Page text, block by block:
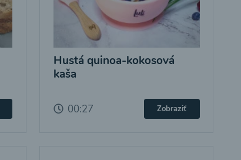
Hustá quinoa-kokosová
kaša
00:27 Zobraziť